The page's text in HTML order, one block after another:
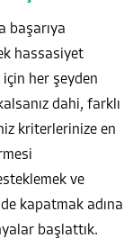
başarıya
hassasiyet
her şeyden
dahi, farklı
kriterlerinize en
ve
kapatmak adına
başlattık.